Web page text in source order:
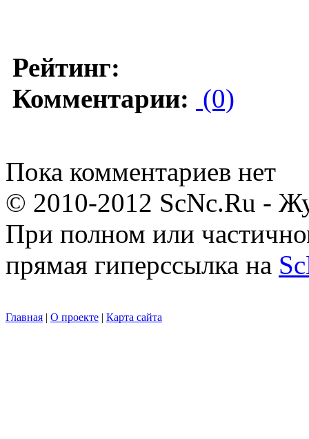
Рейтинг:
Комментарии: (0)
Пока комментариев нет
© 2010-2012 ScNc.Ru -
При полном или
прямая гиперссылка на
Главная | О проекте | Карта сайта